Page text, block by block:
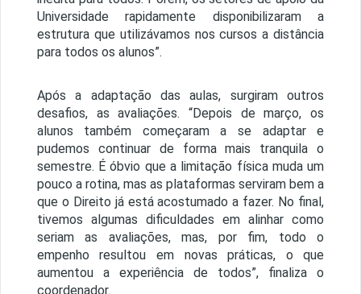
Universidade rapidamente disponibilizaram a
estrutura que utilizávamos nos cursos a distância
para todos os alunos”.
Após a adaptação das aulas, surgiram outros
desafios, as avaliações. “Depois de março, os
alunos também começaram a se adaptar e
pudemos continuar de forma mais tranquila o
semestre. É óbvio que a limitação física muda um
pouco a rotina, mas as plataformas serviram bem a
que o Direito já está acostumado a fazer. No final,
tivemos algumas dificuldades em alinhar como
seriam as avaliações, mas, por fim, todo o
empenho resultou em novas práticas, o que
aumentou a experiência de todos”, finaliza o
coordenador.